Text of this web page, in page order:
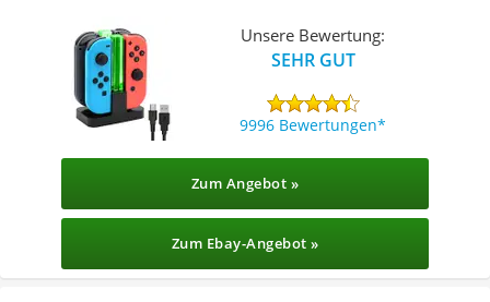
Unsere Bewertung:
SEHR GUT
9996 Bewertungen
Zum Angebot »
Zum Ebay-Angebot »